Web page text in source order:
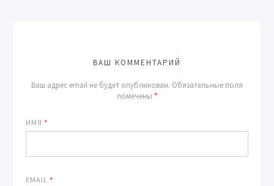
ВАШ КОММЕНТАРИЙ
Ваш адрес email не будет опубликован. Обязательные поля
помечены *
ИМЯ*
EMAIL*